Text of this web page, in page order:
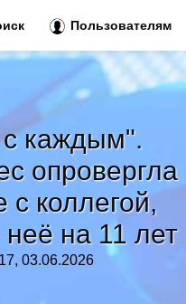
каждым".
опровергла
с коллегой,
на 11 лет
03.06.2026
Пользователям